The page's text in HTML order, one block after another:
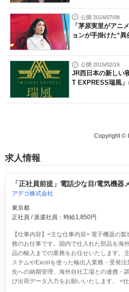
公開 2024/07/08
「茅原実里がア
ョンが手掛けた“
公開 2015/02/19
JR西日本の新しい
T EXPRESS瑞風
Copyright ©
求人情報
「正社員前提」電話少な目/電気機器
アデコ株式会社
東京都
正社員 / 派遣社員：時給1,850円
【仕事内容】<主な仕事内容> 電子機器の
務のお仕事です。国内で仕入れた部品を海
品の輸入までの業務をお任せいたします。
ステムやExcelを使った輸出入業務・受発
先への納期管理、海外自社工場との連携・
び出荷データ入力をお願いいたします。 <